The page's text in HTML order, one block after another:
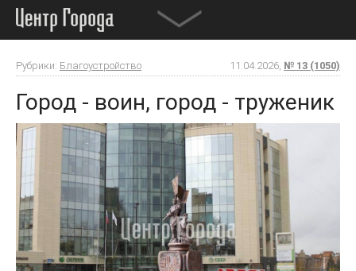
11.04.2026, № 13 (1050)
Рубрики: Благоустройство
Город - воин, город - труженик